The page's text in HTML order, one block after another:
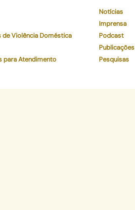
Violência Doméstica
para Atendimento
Notícias
Imprensa
Podcast
Publicações
Pesquisas